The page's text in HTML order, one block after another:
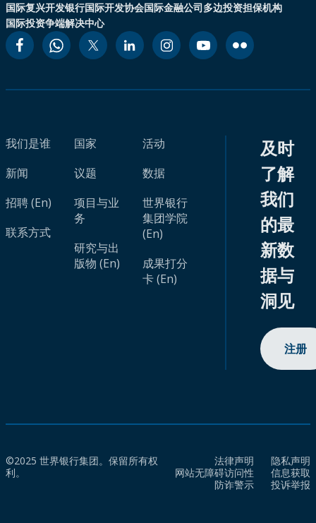
国际复兴开发银行国际开发协会国际金融公司多边投资担保机构
国际投资争端解决中心
我们是谁
新闻
招聘 (En)
联系方式
国家
议题
项目与业
务
研究与出
版物 (En)
活动
数据
世界银行
集团学院
(En)
成果打分
卡 (En)
及时
了解
我们
的最
新数
据与
洞见
注册
©2025 世界银行集团。保留所有权
利。
法律声明
隐私声明
网站无障碍访问性
信息获取
防诈警示
投诉举报